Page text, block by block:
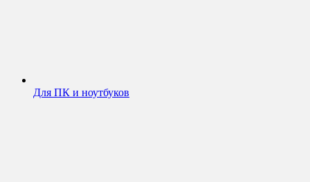
Для ПК и ноутбуков